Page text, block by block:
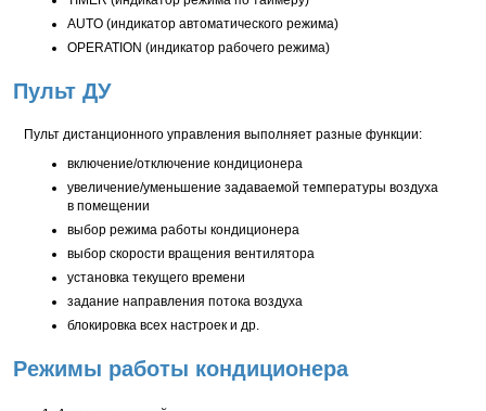
AUTO (индикатор автоматического режима)
OPERATION (индикатор рабочего режима)
Пульт ДУ
Пульт дистанционного управления выполняет разные функции:
включение/отключение кондиционера
увеличение/уменьшение задаваемой температуры воздуха
в помещении
выбор режима работы кондиционера
выбор скорости вращения вентилятора
установка текущего времени
задание направления потока воздуха
блокировка всех настроек и др.
Режимы работы кондиционера